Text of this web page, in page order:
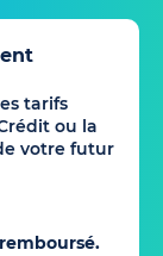
tarifs
ou la
votre futur